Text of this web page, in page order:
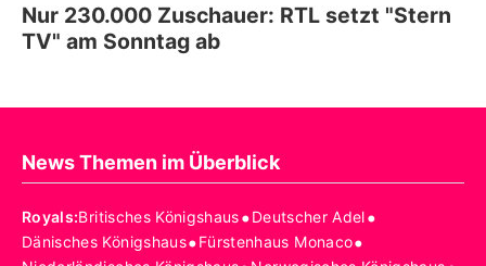
Nur 230.000 Zuschauer: RTL setzt "Stern
TV" am Sonntag ab
News Themen im Überblick
Royals:Britisches Königshaus•Deutscher Adel•
Dänisches Königshaus•Fürstenhaus Monaco•